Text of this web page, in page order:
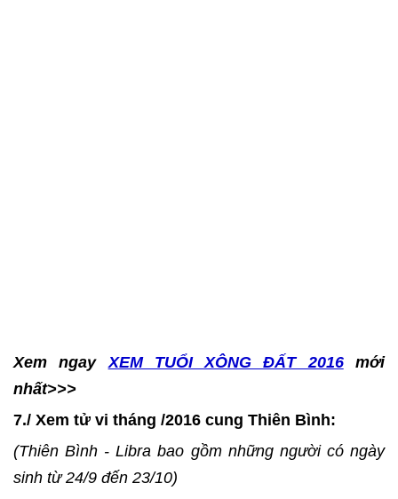
Xem ngayXEM TUỔI XÔNG ĐẤT 2016
mới
nhất>>>
7./ Xem tử vi tháng /2016 cung Thiên Bình:
(Thiên Bình - Libra bao gồm những người có ngày
sinh từ 24/9 đến 23/10)